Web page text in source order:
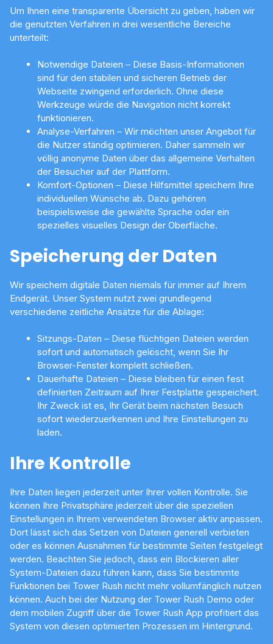
Um Ihnen eine transparente Übersicht zu geben, haben wir
die genutzten Verfahren in drei wesentliche Bereiche
unterteilt:
Notwendige Dateien – Diese Basis-Informationen
sind für den stabilen und sicheren Betrieb der
Webseite zwingend erforderlich. Ohne diese
Werkzeuge würde die Navigation nicht korrekt
funktionieren.
Analyse-Verfahren – Wir möchten unser Angebot für
die Nutzer ständig optimieren. Daher sammeln wir
völlig anonyme Daten über das allgemeine Verhalten
der Besucher auf der Plattform.
Komfort-Optionen – Diese Hilfsmittel speichern Ihre
individuellen Wünsche ab. Dazu gehören
beispielsweise die gewählte Sprache oder ein
spezielles visuelles Design der Oberfläche.
Speicherung der Daten
Wir speichern digitale Daten niemals für immer auf Ihrem
Endgerät. Unser System nutzt zwei grundlegend
verschiedene zeitliche Ansätze für die Ablage:
Sitzungs-Daten – Diese flüchtigen Dateien werden
sofort und automatisch gelöscht, wenn Sie Ihr
Browser-Fenster komplett schließen.
Dauerhafte Dateien – Diese bleiben für einen fest
definierten Zeitraum auf Ihrer Festplatte gespeichert.
Ihr Zweck ist es, Ihr Gerät beim nächsten Besuch
sofort wiederzuerkennen und Ihre Einstellungen zu
laden.
Ihre Kontrolle
Ihre Daten liegen jederzeit unter Ihrer vollen Kontrolle. Sie
können Ihre Privatsphäre jederzeit über die speziellen
Einstellungen in Ihrem verwendeten Browser aktiv anpassen.
Dort lässt sich das Setzen von Dateien generell verbieten
oder es können Ausnahmen für bestimmte Seiten festgelegt
werden. Beachten Sie jedoch, dass ein Blockieren aller
System-Dateien dazu führen kann, dass Sie bestimmte
Funktionen bei Tower Rush nicht mehr vollumfänglich nutzen
können. Auch bei der Nutzung der Tower Rush Demo oder
dem mobilen Zugriff über die Tower Rush App profitiert das
System von diesen optimierten Prozessen im Hintergrund.